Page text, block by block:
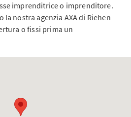
imprenditrice o imprenditore.
la nostra agenzia AXA di Riehen
o fissi prima un